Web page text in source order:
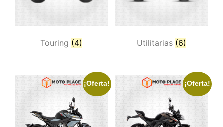
Touring (4) Utilitarias (6)
¡Oferta! ¡Oferta!